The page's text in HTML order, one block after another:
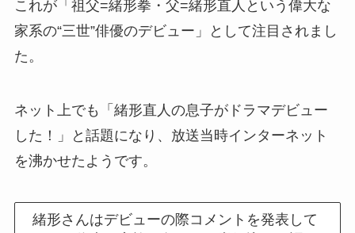
これが「祖父=緒形拳・父=緒形直人という偉大な
家系の“三世”俳優のデビュー」として注目されまし
た。
ネット上でも「緒形直人の息子がドラマデビュー
した！」と話題になり、放送当時インターネット
を沸かせたようです。
緒形さんはデビューの際コメントを発表して